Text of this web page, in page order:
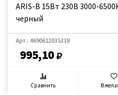
ARIS-B 15Вт 230В 3000-
черный
Арт.: 4690612035338
995,10
Сравнить В